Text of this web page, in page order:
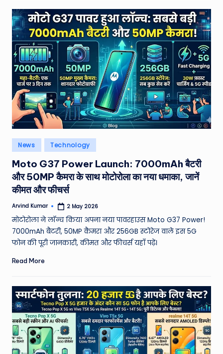
h
e
W
o
rl
d
Posted
in
News Technology
Moto G37 Power Launch: 7000mAh बैटरी
और 50MP कैमरा के साथ मोटोरोला का नया धमाका, जानें
कीमत और फीचर्स
Posted
by
Arvind Kumar 2 May 2026
मोटोरोला ने लॉन्च किया अपना नया पावरहाउस Moto G37 Power!
7000mAh बैटरी, 50MP कैमरा और 256GB स्टोरेज वाले इस 5G
फोन की पूरी जानकारी, कीमत और फीचर्स यहाँ पढ़ें।
Read More